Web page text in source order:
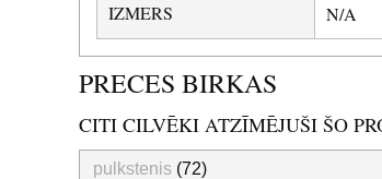
IZMERS N/A
PRECES BIRKAS
CITI CILVĒKI ATZĪMĒJUŠI ŠO
pulkstenis (72)